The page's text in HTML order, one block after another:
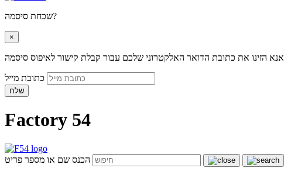
שכחת סיסמה?
×
אנא הזינו את כתובת הדואר האלקטרוני שלכם עבור קבלת קישור לאיפוס סיסמה
שלח
Factory 54
הכנס שם או מספר פריט